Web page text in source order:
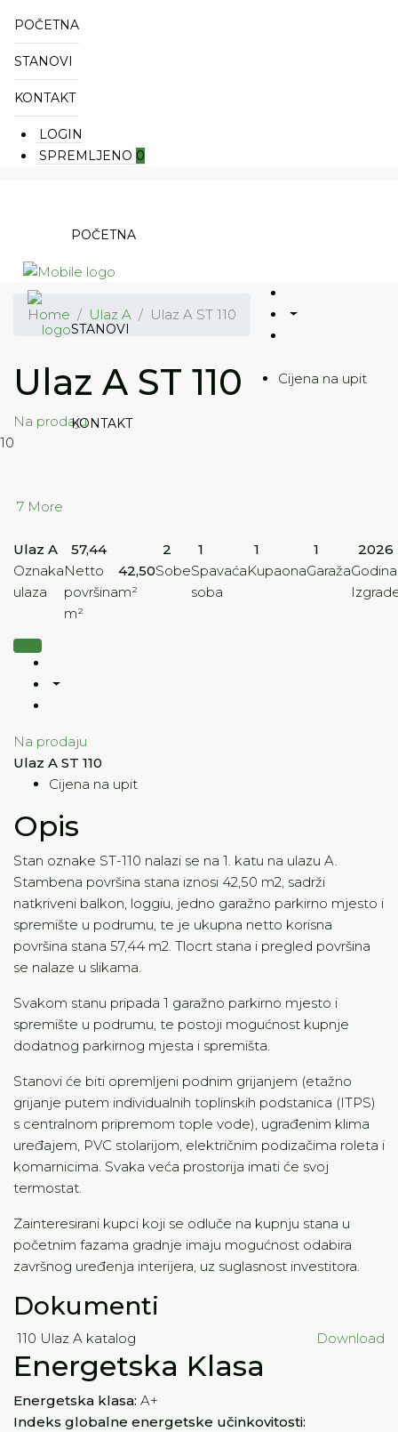
POČETNA
STANOVI
KONTAKT
LOGIN
SPREMLJENO 0
POČETNA
STANOVI
KONTAKT
Home Ulaz A Ulaz A ST 110
Ulaz A ST 110 Cijena na upit
Na prodaju
10
7 More
Ulaz A
Oznaka
ulaza
57,44
Netto
površina
m²
42,50
m²
2
Sobe
1
Spavaća
soba
1
Kupaona
1
Garaža
2026
Godina
Na prodaju
Ulaz A ST 110
Cijena na upit
Opis
Stan oznake ST-110 nalazi se na 1. katu na ulazu A.
Stambena površina stana iznosi 42,50 m2, sadrži
natkriveni balkon, loggiu, jedno garažno parkirno mjesto i
spremište u podrumu, te je ukupna netto korisna
površina stana 57,44 m2. Tlocrt stana i pregled površina
se nalaze u slikama.
Svakom stanu pripada 1 garažno parkirno mjesto i
spremište u podrumu, te postoji mogućnost kupnje
dodatnog parkirnog mjesta i spremišta.
Stanovi će biti opremljeni podnim grijanjem (etažno
grijanje putem individualnih toplinskih podstanica (ITPS)
s centralnom pripremom tople vode), ugrađenim klima
uređajem, PVC stolarijom, električnim podizačima roleta i
komarnicima. Svaka veća prostorija imati će svoj
termostat.
Zainteresirani kupci koji se odluče na kupnju stana u
početnim fazama gradnje imaju mogućnost odabira
završnog uređenja interijera, uz suglasnost investitora.
Dokumenti
110 Ulaz A katalog Download
Energetska Klasa
Energetska klasa: A+
Indeks globalne energetske učinkovitosti: